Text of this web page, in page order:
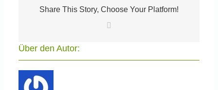
Share This Story, Choose Your Platform!
Über den Autor: